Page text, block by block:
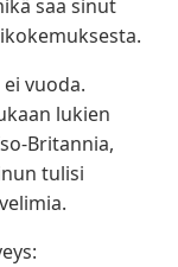
saa sinut
vuoda.
lukien
Britannia,
tulisi